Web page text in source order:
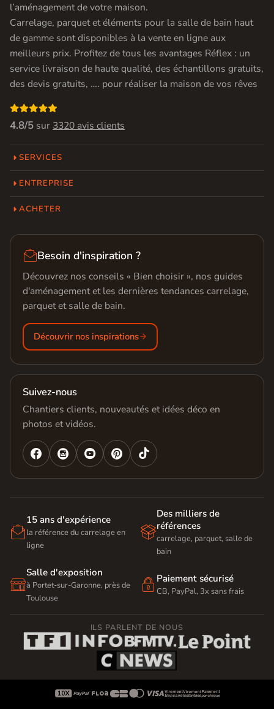
l’aménagement de votre maison.
Carrelage, parquet et éléments pour la salle de bain haut
de gamme sont disponibles à la vente en ligne aux
meilleurs prix. Profitez de tous les avantages Réflex : un
service livraison de haute qualité, des échantillons gratuits,
des devis gratuits, …. pour réaliser la maison de vos rêves

4.8/5 sur 3320 avis clients
SERVICES
ENTREPRISE
ACHETER
Besoin d'inspiration ?
Découvrez nos conseils « Bien choisir », nos guides
d'aménagement et les dernières tendances carrelage,
parquet et salle de bain.
Découvrir nos inspirations
Suivez-nous
Chantiers clients, nouveautés et idées déco en
photos et vidéos.
   

15 ans d'expérience
la référence du carrelage en
ligne

Des milliers de
références
carrelage, parquet, salle de
bain

Salle d'exposition
à Portet-sur-Garonne, près de
Toulouse
 Paiement sécurisé
CB, PayPal, 3x sans frais
ILS PARLENT DE NOUS
